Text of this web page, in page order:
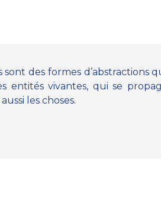
des formes
entités vivantes, qui se
les choses.